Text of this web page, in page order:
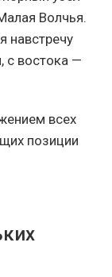
Волчья.
навстречу
с востока —
всех
позиции